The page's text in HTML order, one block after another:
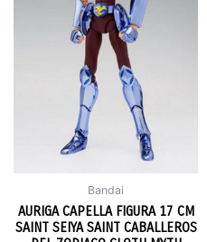
Bandai
AURIGA CAPELLA FIGURA 17 CM
SAINT SEIYA SAINT CABALLEROS